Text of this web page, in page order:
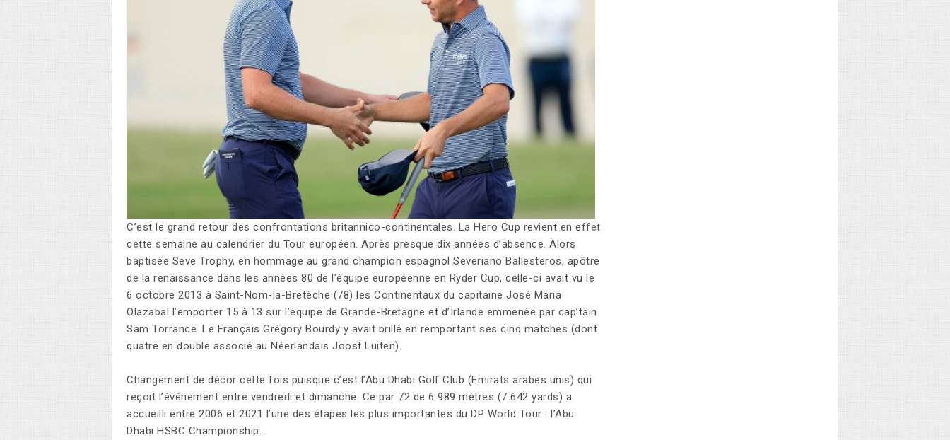
C’est le grand retour des confrontations britannico-continentales. La Hero Cup revient en effet
cette semaine au calendrier du Tour européen. Après presque dix années d’absence. Alors
baptisée Seve Trophy, en hommage au grand champion espagnol Severiano Ballesteros, apôtre
de la renaissance dans les années 80 de l’équipe européenne en Ryder Cup, celle-ci avait vu le
6 octobre 2013 à Saint-Nom-la-Bretèche (78) les Continentaux du capitaine José Maria
Olazabal l’emporter 15 à 13 sur l’équipe de Grande-Bretagne et d’Irlande emmenée par cap’tain
Sam Torrance. Le Français Grégory Bourdy y avait brillé en remportant ses cinq matches (dont
quatre en double associé au Néerlandais Joost Luiten).
Changement de décor cette fois puisque c’est l’Abu Dhabi Golf Club (Emirats arabes unis) qui
reçoit l’événement entre vendredi et dimanche. Ce par 72 de 6 989 mètres (7 642 yards) a
accueilli entre 2006 et 2021 l’une des étapes les plus importantes du DP World Tour : l’Abu
Dhabi HSBC Championship.